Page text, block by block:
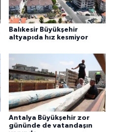
Balıkesir Büyükşehir
altyapıda hız kesmiyor
Antalya Büyükşehir zor
gününde de vatandaşın